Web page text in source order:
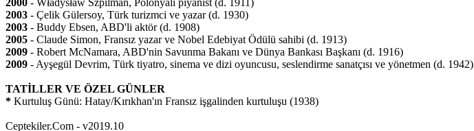
2000 - Władysław Szpilman, Polonyalı piyanist (d. 1911)
2003 - Çelik Gülersoy, Türk turizmci ve yazar (d. 1930)
2003 - Buddy Ebsen, ABD'li aktör (d. 1908)
2005 - Claude Simon, Fransız yazar ve Nobel Edebiyat Ödülü sahibi (d. 1913)
2009 - Robert McNamara, ABD'nin Savunma Bakanı ve Dünya Bankası Başkanı (d. 1916)
2009 - Ayşegül Devrim, Türk tiyatro, sinema ve dizi oyuncusu, seslendirme sanatçısı ve yönetmen (d. 1942)
TATİLLER VE ÖZEL GÜNLER
* Kurtuluş Günü: Hatay/Kırıkhan'ın Fransız işgalinden kurtuluşu (1938)
Ceptekiler.Com - v2019.10